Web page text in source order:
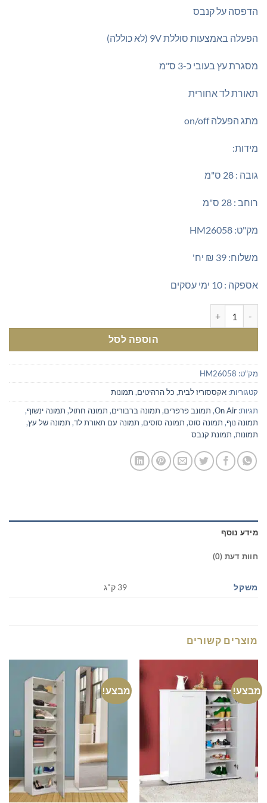
הדפסה על קנבס
הפעלה באמצעות סוללת 9V (לא כוללה)
מסגרת עץ בעובי כ-3 ס"מ
תאורת לד אחורית
מתג הפעלה on/off
מידות:
גובה : 28 ס"מ
רוחב : 28 ס"מ
מק"ט: HM26058
משלוח: 39 ₪ יח'
אספקה : 10 ימי עסקים
הוספה לסל
מק"ט: HM26058
קטגוריות: אקססוריז לבית, כל הרהיטים, תמונות
תגיות: On Air
, תמונב פרפרים, תמונה ברבורים, תמונה חתול, תמונה ינשוף,
תמונה נוף, תמונה סוס, תמונה סוסים, תמונה עם תאורת לד, תמונה של עץ,
תמונות, תמונת קנבס
מידע נוסף
חוות דעת (0)
משקל 39 ק"ג
מוצרים קשורים
מבצע! מבצע!